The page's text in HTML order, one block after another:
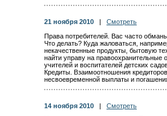
21 ноября 2010
Смотреть
Права потребителей. Вас часто
Что делать? Куда жаловаться,
некачественные продукты, бытовую
найти управу на правоохранительные
учителей и воспитателей детских
Кредиты. Взаимоотношения
несвоевременной выплаты и
14 ноября 2010
Смотреть